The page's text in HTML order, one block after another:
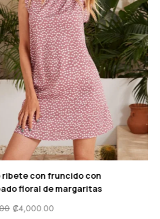
Vestido ribete con fruncido con
estampado floral de margaritas
₡8,500.00 ₡4,000.00